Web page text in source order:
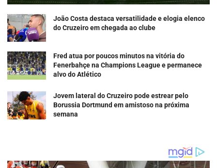
João Costa destaca versatilidade e elogia elenco
do Cruzeiro em chegada ao clube
Fred atua por poucos minutos na vitória do
Fenerbahçe na Champions League e permanece
alvo do Atlético
Jovem lateral do Cruzeiro pode estrear pelo
Borussia Dortmund em amistoso na próxima
semana